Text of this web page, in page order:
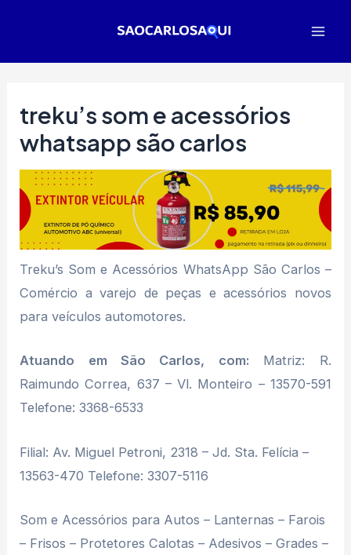
treku’s som e acessórios
whatsapp são carlos
Treku’s Som e Acessórios WhatsApp São Carlos –
Comércio a varejo de peças e acessórios novos
para veículos automotores.
Atuando em São Carlos, com: Matriz: R.
Raimundo Correa, 637 – Vl. Monteiro – 13570-591
Telefone: 3368-6533
Filial: Av. Miguel Petroni, 2318 – Jd. Sta. Felícia –
13563-470 Telefone: 3307-5116
Som e Acessórios para Autos – Lanternas – Farois
– Frisos – Protetores Calotas – Adesivos – Grades –